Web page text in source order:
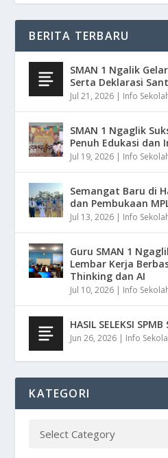
BERITA TERBARU
SMAN 1 Ngalik
Serta Deklarasi
Jul 21, 2026 | Info
SMAN 1 Ngaglik
Penuh Edukasi dan
Jul 19, 2026 | Info
Semangat Baru di
dan Pembukaan
Jul 13, 2026 | Info
Guru SMAN 1
Lembar Kerja
Thinking dan AI
Jul 10, 2026 | Info
HASIL SELEKSI
Jun 26, 2026 | Info
KATEGORI